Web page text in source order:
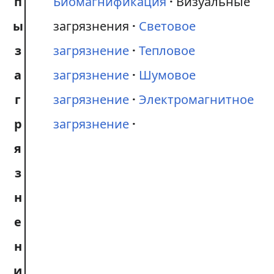
ы
з
а
г
р
я
з
н
е
н
и
загрязнения
Световое
загрязнение Тепловое
загрязнение
Шумовое
загрязнение Электромагнитное
загрязнение